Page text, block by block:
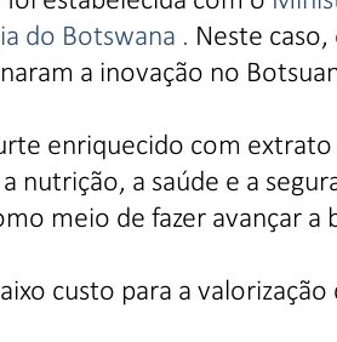
do Botswana . Neste
a inovação no
enriquecido com extrato
nutrição, a saúde e a
meio de fazer avançar a
custo para a valorização